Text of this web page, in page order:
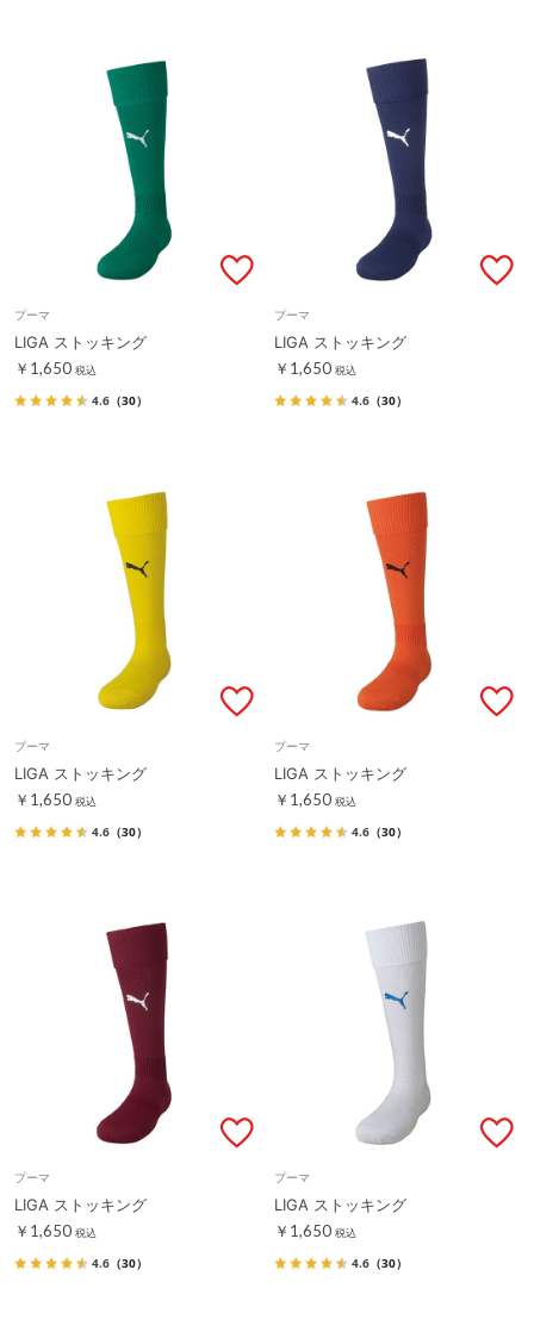
プーマ
LIGA ストッキング
￥1,650 税込
4.6 （30）
プーマ
LIGA ストッキング
￥1,650 税込
4.6 （30）
プーマ
LIGA ストッキング
￥1,650 税込
4.6 （30）
プーマ
LIGA ストッキング
￥1,650 税込
4.6 （30）
プーマ
LIGA ストッキング
￥1,650 税込
4.6 （30）
プーマ
LIGA ストッキング
￥1,650 税込
4.6 （30）